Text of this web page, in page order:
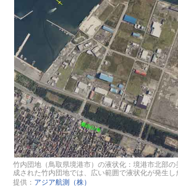
竹内団地（鳥取県境港市）の液状化：境港市北部
成された竹内団地では、広い範囲で液状化が発生
撮影）
提供： アジア航測（株）